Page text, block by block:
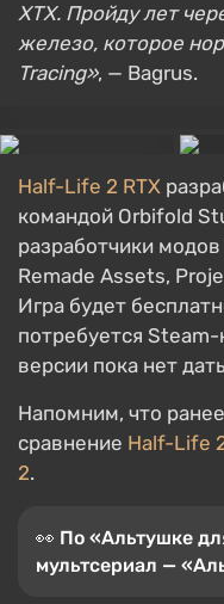
XTX. Пройду лет
железо, которое
Tracing», — Bagrus.
Half-Life 2 RTX
командой Orbifold
разработчики
Remade Assets,
Игра будет
потребуется Steam-
версии пока нет
Напомним, что ранее
сравнение Half-Life
2.
👀 По «Альтушке
мультсериал —